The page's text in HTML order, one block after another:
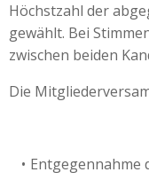
Höchstzahl der
gewählt. Bei
zwischen beiden
Die
Entgegennahme